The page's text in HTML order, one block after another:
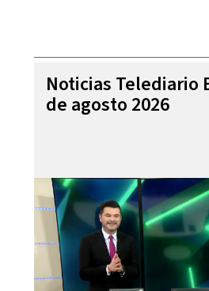
Noticias Telediario
de agosto 2026